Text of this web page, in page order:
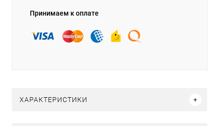
Принимаем к оплате
ХАРАКТЕРИСТИКИ